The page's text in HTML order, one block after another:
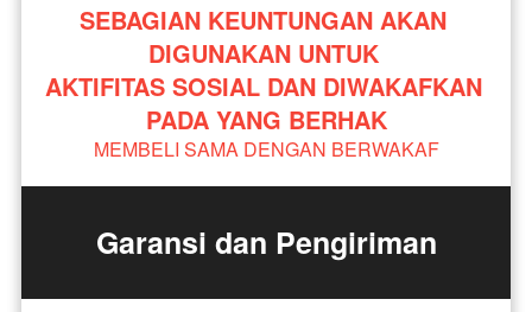
SEBAGIAN KEUNTUNGAN AKAN
DIGUNAKAN UNTUK
AKTIFITAS SOSIAL DAN DIWAKAFKAN
PADA YANG BERHAK
MEMBELI SAMA DENGAN BERWAKAF
Garansi dan Pengiriman